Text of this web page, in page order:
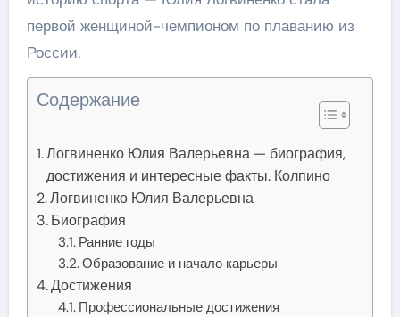
первой женщиной-чемпионом по плаванию из
России.
Содержание
Логвиненко Юлия Валерьевна — биография,
достижения и интересные факты. Колпино
Логвиненко Юлия Валерьевна
Биография
Ранние годы
Образование и начало карьеры
Достижения
Профессиональные достижения